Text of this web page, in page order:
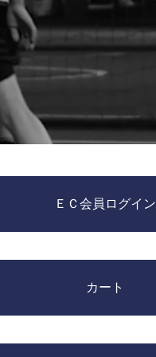
ＥＣ会員ログイン
カート